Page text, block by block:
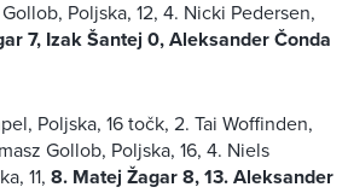
Poljska, 12, 4. Nicki Pedersen,
7, Izak Šantej 0,Aleksander Čonda
Poljska, 16 točk, 2. Tai Woffinden,
Gollob, Poljska, 16, 4. Niels
11, 8. Matej Žagar 8, 13. Aleksander